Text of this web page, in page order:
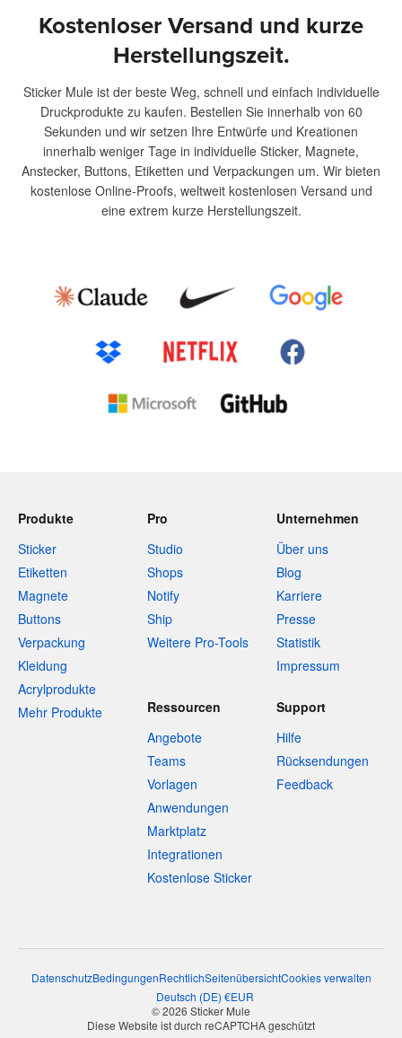
Kostenloser Versand und kurze
Herstellungszeit.
Sticker Mule ist der beste Weg, schnell und einfach individuelle
Druckprodukte zu kaufen. Bestellen Sie innerhalb von 60
Sekunden und wir setzen Ihre Entwürfe und Kreationen
innerhalb weniger Tage in individuelle Sticker, Magnete,
Anstecker, Buttons, Etiketten und Verpackungen um. Wir bieten
kostenlose Online-Proofs, weltweit kostenlosen Versand und
eine extrem kurze Herstellungszeit.
Produkte
Sticker
Etiketten
Magnete
Buttons
Verpackung
Kleidung
Acrylprodukte
Mehr Produkte
Pro
Studio
Shops
Notify
Ship
Weitere Pro-Tools
Unternehmen
Über uns
Blog
Karriere
Presse
Statistik
Impressum
Ressourcen
Angebote
Teams
Vorlagen
Anwendungen
Marktplatz
Integrationen
Kostenlose Sticker
Support
Hilfe
Rücksendungen
Feedback
DatenschutzBedingungenRechtlichSeitenübersichtCookies verwalten
Deutsch (DE) €EUR
© 2026 Sticker Mule
Diese Website ist durch reCAPTCHA geschützt